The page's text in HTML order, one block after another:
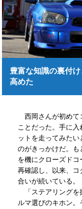
豊富な知識の裏付
高めた
西岡さんが初めて
ことだった。手に
ットを走ってみた
のがきっかけだ。も
を機にクローズド
再確認し、以来、コ
合いが続いている。
「ステアリングを
ルマ選びのキホン